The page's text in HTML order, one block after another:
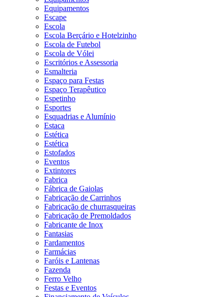
Equipamentos
Escape
Escola
Escola Berçário e Hotelzinho
Escola de Futebol
Escola de Vólei
Escritórios e Assessoria
Esmalteria
Espaço para Festas
Espaço Terapêutico
Espetinho
Esportes
Esquadrias e Alumínio
Estaca
Estética
Estética
Estofados
Eventos
Extintores
Fabrica
Fábrica de Gaiolas
Fabricação de Carrinhos
Fabricação de churrasqueiras
Fabricação de Premoldados
Fabricante de Inox
Fantasias
Fardamentos
Farmácias
Faróis e Lantenas
Fazenda
Ferro Velho
Festas e Eventos